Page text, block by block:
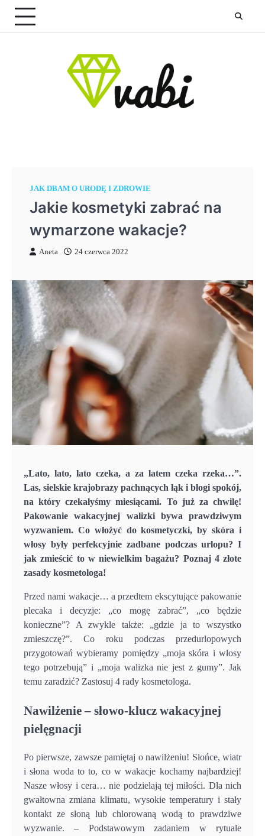
Skip
content
JAK DBAM O URODĘ I ZDROWIE
Jakie kosmetyki zabrać na
wymarzone wakacje?
Aneta 24 czerwca 2022
„Lato, lato, lato czeka, a za latem czeka rzeka…”.
Las, sielskie krajobrazy pachnących łąk i błogi spokój,
na który czekałyśmy miesiącami. To już za chwilę!
Pakowanie wakacyjnej walizki bywa prawdziwym
wyzwaniem. Co włożyć do kosmetyczki, by skóra i
włosy były perfekcyjnie zadbane podczas urlopu? I
jak zmieścić to w niewielkim bagażu? Poznaj 4 złote
zasady kosmetologa!
Przed nami wakacje… a przedtem ekscytujące pakowanie
plecaka i decyzje: „co mogę zabrać”, „co będzie
konieczne”? A zwykle także: „gdzie ja to wszystko
zmieszczę?”. Co roku podczas przedurlopowych
przygotowań wybieramy pomiędzy „moja skóra i włosy
tego potrzebują” i „moja walizka nie jest z gumy”. Jak
temu zaradzić? Zastosuj 4 rady kosmetologa.
Nawilżenie – słowo-klucz wakacyjnej
pielęgnacji
Po pierwsze, zawsze pamiętaj o nawilżeniu! Słońce, wiatr
i słona woda to to, co w wakacje kochamy najbardziej!
Nasze włosy i cera… nie podzielają tej miłości. Dla nich
gwałtowna zmiana klimatu, wysokie temperatury i stały
kontakt ze słoną lub chlorowaną wodą to prawdziwe
wyzwanie. – Podstawowym zadaniem w rytuale